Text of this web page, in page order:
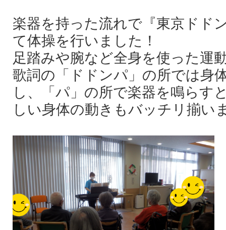
楽器を持った流れで『東京ドド
て体操を行いました！
足踏みや腕など全身を使った運
歌詞の「ドドンパ」の所では身
し、「パ」の所で楽器を鳴らす
しい身体の動きもバッチリ揃い